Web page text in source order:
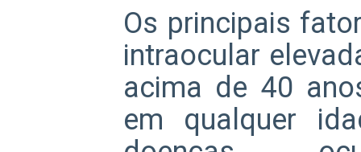
Os principais
intraocular
acima de 40
em qualquer